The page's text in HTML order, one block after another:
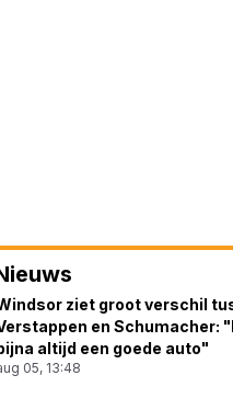
ziet groot verschil
en Schumacher:
altijd een goede auto"
05, 13:48